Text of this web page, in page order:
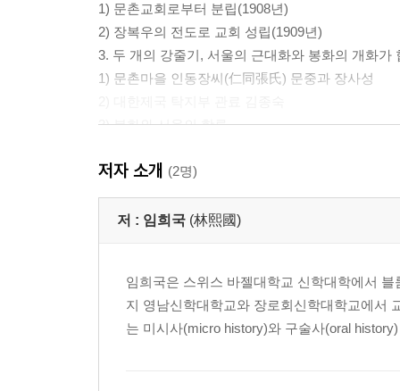
1) 문촌교회로부터 분립(1908년)
2) 장복우의 전도로 교회 성립(1909년)
3. 두 개의 강줄기, 서울의 근대화와 봉화의 개화가
1) 문촌마을 인동장씨(仁同張氏) 문중과 장사성
3) 봉화와 서울의 합류
II. 봉화척곡교회의 신식 사립학교 명동서숙
1. 서울의 신식 사립학교 설립 운동
2) 교남교육회(嶠南敎育會)
3) 봉화척곡교회 및 지역 교회들이 설립한 신식 사
저자 소개 (2명)
저 : 임희국 (林熙國)
임희국은 스위스 바젤대학교 신학대학에서
지 영남신학대학교와 장로회신학대학교에서
는 미시사(micro history)와 구술사(oral